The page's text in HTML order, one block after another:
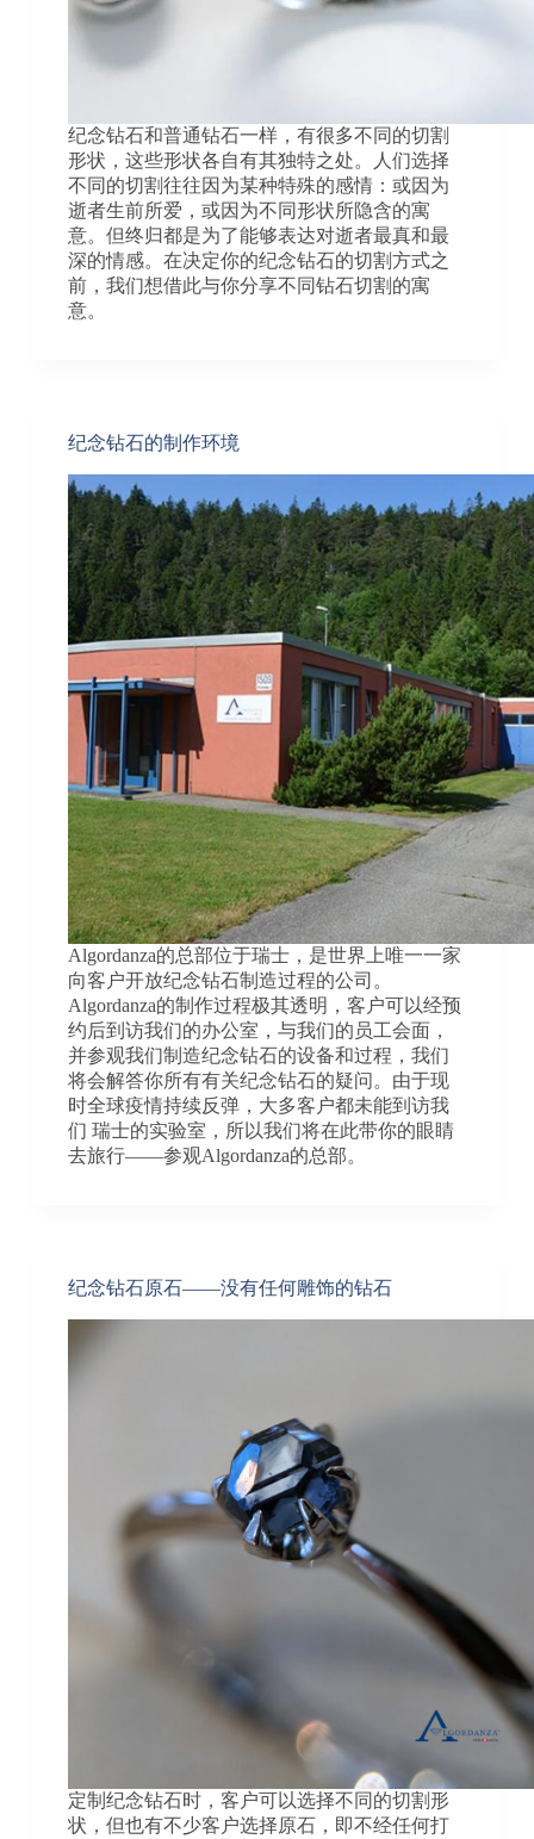
纪念钻石和普通钻石一样，有很多不同的切割
形状，这些形状各自有其独特之处。人们选择
不同的切割往往因为某种特殊的感情：或因为
逝者生前所爱，或因为不同形状所隐含的寓
意。但终归都是为了能够表达对逝者最真和最
深的情感。在决定你的纪念钻石的切割方式之
前，我们想借此与你分享不同钻石切割的寓
意。
纪念钻石的制作环境
Algordanza的总部位于瑞士，是世界上唯一一家
向客户开放纪念钻石制造过程的公司。
Algordanza的制作过程极其透明，客户可以经预
约后到访我们的办公室，与我们的员工会面，
并参观我们制造纪念钻石的设备和过程，我们
将会解答你所有有关纪念钻石的疑问。由于现
时全球疫情持续反弹，大多客户都未能到访我
们 瑞士的实验室，所以我们将在此带你的眼睛
去旅行——参观Algordanza的总部。
纪念钻石原石——没有任何雕饰的钻石
定制纪念钻石时，客户可以选择不同的切割形
状，但也有不少客户选择原石，即不经任何打